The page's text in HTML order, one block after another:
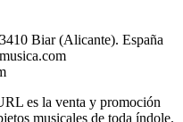
Biar (Alicante). España
es la venta y promoción
musicales de toda índole.